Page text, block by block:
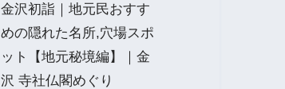
金沢初詣｜地元民おすす
めの隠れた名所,穴場スポ
ット【地元秘境編】｜金
沢 寺社仏閣めぐり